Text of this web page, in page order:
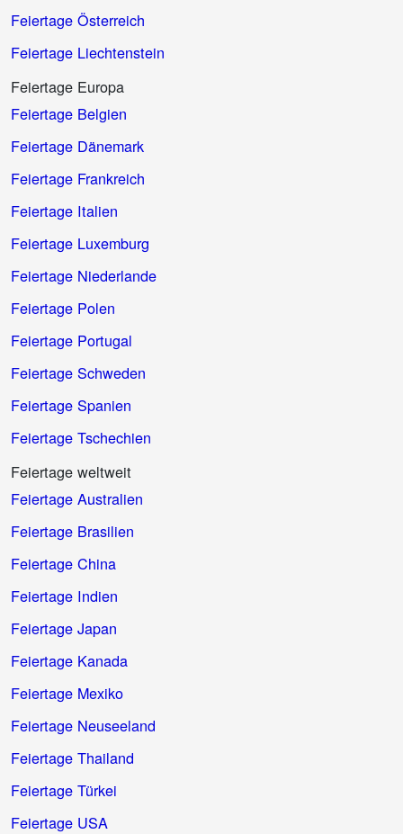
Feiertage Österreich
Feiertage Liechtenstein
Feiertage Europa
Feiertage Belgien
Feiertage Dänemark
Feiertage Frankreich
Feiertage Italien
Feiertage Luxemburg
Feiertage Niederlande
Feiertage Polen
Feiertage Portugal
Feiertage Schweden
Feiertage Spanien
Feiertage Tschechien
Feiertage weltweit
Feiertage Australien
Feiertage Brasilien
Feiertage China
Feiertage Indien
Feiertage Japan
Feiertage Kanada
Feiertage Mexiko
Feiertage Neuseeland
Feiertage Thailand
Feiertage Türkei
Feiertage USA